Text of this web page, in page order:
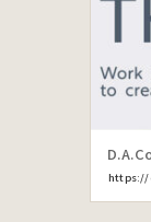
https://